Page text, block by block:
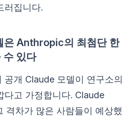
러집니다.
은 Anthropic의 최첨단 한
수 있다
공개 Claude 모델이 연구소의
다고 가정합니다. Claude
격차가 많은 사람들이 예상했